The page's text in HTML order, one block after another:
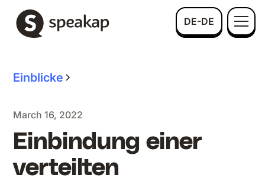
DE-DE
Einblicke
March 16, 2022
Einbindung einer
verteilten